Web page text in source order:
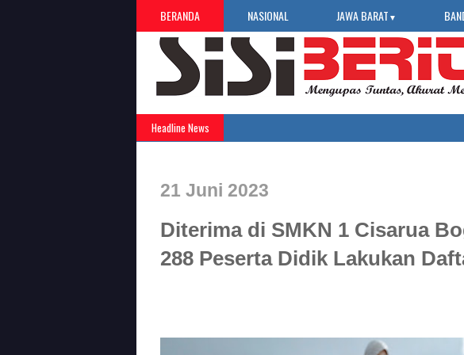
BERANDA NASIONAL JAWA BARAT ▼
Headline News
21 Juni 2023
Diterima di SMKN 1 Cisarua
288 Peserta Didik Lakukan